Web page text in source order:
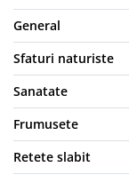
General
Sfaturi naturiste
Sanatate
Frumusete
Retete slabit